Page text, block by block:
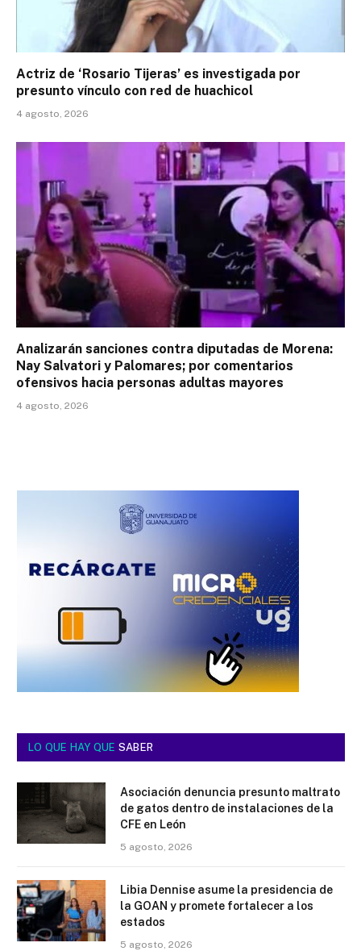
Actriz de ‘Rosario Tijeras’ es investigada por
presunto vínculo con red de huachicol
4 agosto, 2026
Analizarán sanciones contra diputadas de Morena:
Nay Salvatori y Palomares; por comentarios
ofensivos hacia personas adultas mayores
4 agosto, 2026
LO QUE HAY QUE SABER
Asociación denuncia presunto maltrato
de gatos dentro de instalaciones de la
CFE en León
5 agosto, 2026
Libia Dennise asume la presidencia de
la GOAN y promete fortalecer a los
estados
5 agosto, 2026